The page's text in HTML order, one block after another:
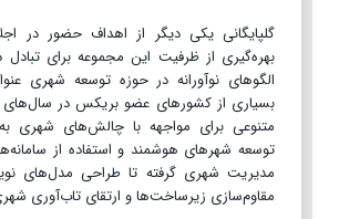
گلپایگانی یکی دیگر از اهداف حضور در
بهره‌گیری از ظرفیت این مجموعه برای تبادل
الگوهای نوآورانه در حوزه توسعه شهری
بسیاری از کشورهای عضو بریکس در سال‌های
متنوعی برای مواجهه با چالش‌های شهری
توسعه شهرهای هوشمند و استفاده از
مدیریت شهری گرفته تا طراحی مدل‌های
مقاوم‌سازی زیرساخت‌ها و ارتقای تاب‌آوری